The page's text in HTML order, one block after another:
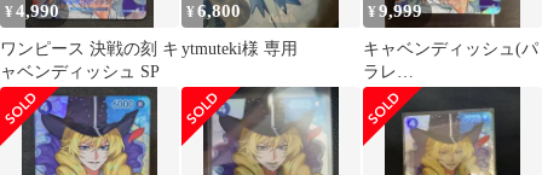
¥4,990
ワンピース 決戦の刻 キ
ャベンディッシュ SP
¥6,800
ytmuteki様 専用
¥9,999
キャベンディッシュ(パ
ラレ
ル/SP/illust:Sunohara)
【SP】